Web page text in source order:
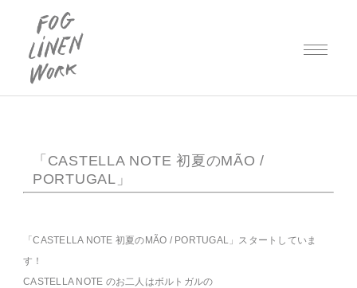
「CASTELLA NOTE 初夏のMÃO /
PORTUGAL」
「CASTELLA NOTE 初夏のMÃO / PORTUGAL」スタートしていま
す！
CASTELLA NOTE のお二人はボルトガルの